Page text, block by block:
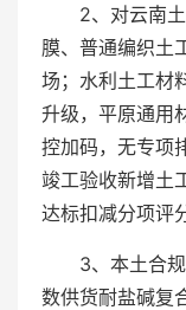
2、对云南
膜、普通编织土
场；水利土工材
升级，平原通用
控加码，无专项
竣工验收新增土
达标扣减分项评
3、本土合
数供货耐盐碱复